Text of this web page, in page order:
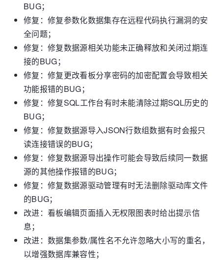
BUG；
修复：修复参数化数据集存在远程代码执行漏洞的安
全问题；
修复：修复数据源相关功能未正确释放和关闭过期连
接的BUG；
修复：修复更改看板分享密码的加密配置会导致相关
功能报错的BUG；
修复：修复SQL工作台有时未能清除过期SQL历史的
BUG；
修复：修复数据源导入JSON行数组数据有时会报只
读连接错误的BUG；
修复：修复数据源导出操作可能会导致后续同一数据
源的其他操作报错的BUG；
修复：修复数据源驱动管理有时无法删除驱动库文件
的BUG；
改进：看板编辑页面插入无权限图表时给出提示信
息；
改进：数据集参数/属性名不允许忽略大小写的重名，
以增强数据库兼容性；